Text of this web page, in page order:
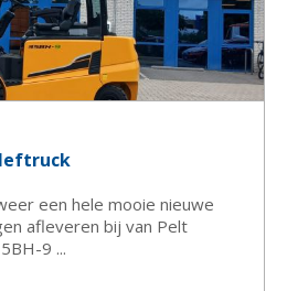
een hele mooie nieuwe
afleveren bij van Pelt
9 ...